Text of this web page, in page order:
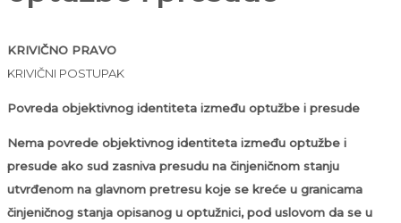
KRIVIČNO PRAVO
KRIVIČNI POSTUPAK
Povreda objektivnog identiteta između optužbe i presude
Nema povrede objektivnog identiteta između optužbe i
presude ako sud zasniva presudu na činjeničnom stanju
utvrđenom na glavnom pretresu koje se kreće u granicama
činjeničnog stanja opisanog u optužnici, pod uslovom da se u